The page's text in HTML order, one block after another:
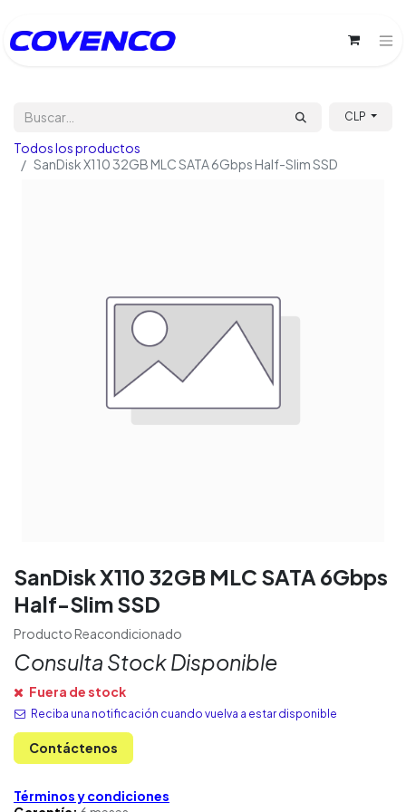
CLP
Todos los productos
SanDisk X110 32GB MLC SATA 6Gbps Half-Slim SSD
SanDisk X110 32GB MLC SATA 6Gbps
Half-Slim SSD
Producto Reacondicionado
Consulta Stock Disponible
Fuera de stock
Reciba una notificación cuando vuelva a estar disponible
Contáctenos
Términos y condiciones